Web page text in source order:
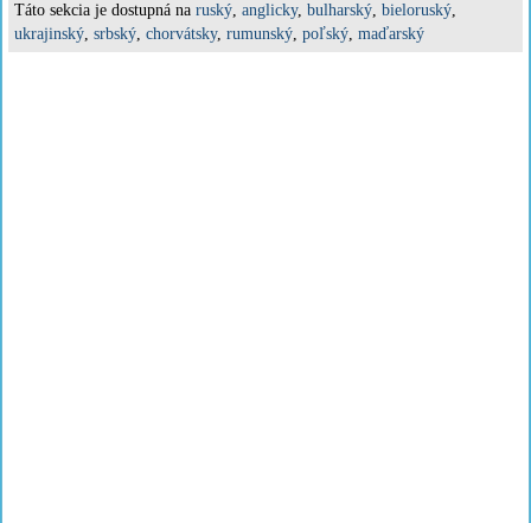
Táto sekcia je dostupná na ruský, anglicky, bulharský, bieloruský,
ukrajinský, srbský, chorvátsky, rumunský, poľský, maďarský